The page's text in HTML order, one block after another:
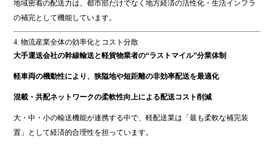
地域密着の配送力は、都市部だけでなく地方経済の活性化・生活インフラ
の補完として機能しています。
4. 物流産業全体の効率化とコスト分散
大手運送会社の幹線輸送と軽貨物業者の“ラストマイル”分業体制
軽車両の機動性により、狭隘地や短距離の非効率配送を最適化
混載・共配ネットワークの柔軟性向上による配送コスト削減
大・中・小の輸送機能が連携する中で、軽配送業は「最も柔軟な補完装
置」として経済的合理性を担っています。